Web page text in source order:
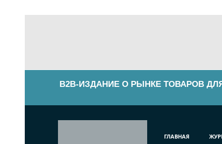
B2B-ИЗДАНИЕ О РЫНКЕ ТОВАРОВ
ГЛАВНАЯ